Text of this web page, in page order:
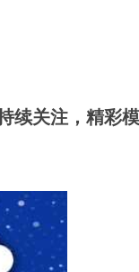
续关注，精彩